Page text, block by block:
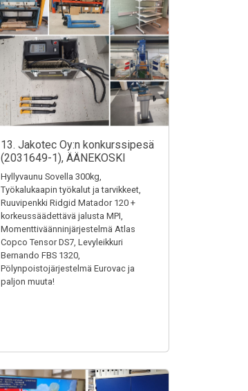
13. Jakotec Oy:n konkurssipesä
(2031649-1), ÄÄNEKOSKI
Hyllyvaunu Sovella 300kg,
Työkalukaapin työkalut ja tarvikkeet,
Ruuvipenkki Ridgid Matador 120 +
korkeussäädettävä jalusta MPI,
Momenttiväänninjärjestelmä Atlas
Copco Tensor DS7, Levyleikkuri
Bernando FBS 1320,
Pölynpoistojärjestelmä Eurovac ja
paljon muuta!